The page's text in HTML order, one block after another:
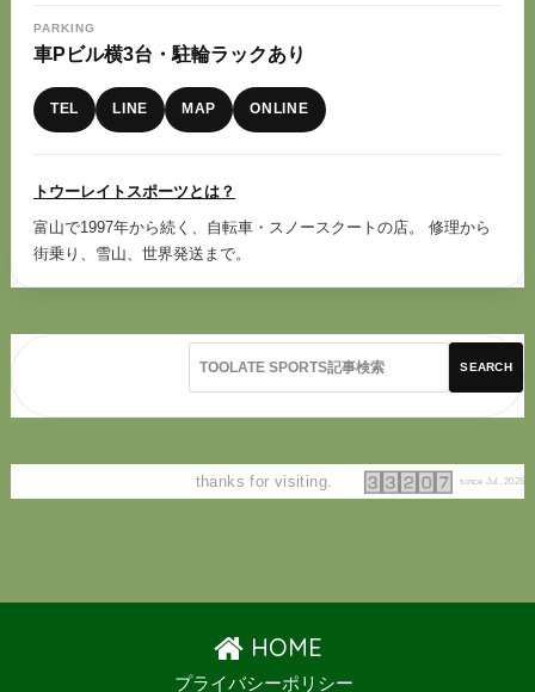
PARKING
車Pビル横3台・駐輪ラックあり
TEL LINE MAP ONLINE
トウーレイトスポーツとは？
富山で1997年から続く、自転車・スノースクートの店。 修理から
街乗り、雪山、世界発送まで。
SEARCH
thanks for visiting. since Jul. 2026
HOME
プライバシーポリシー